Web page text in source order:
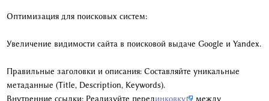
Оптимизация для поисковых систем:
Увеличение видимости сайта в поисковой выдаче Google и Yandex.
Правильные заголовки и описания: Составляйте уникальные
метаданные (Title, Description, Keywords).
Внутренние ссылки: Реализуйте перелинковку
между